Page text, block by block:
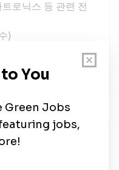
로닉스 등 관련 전
)